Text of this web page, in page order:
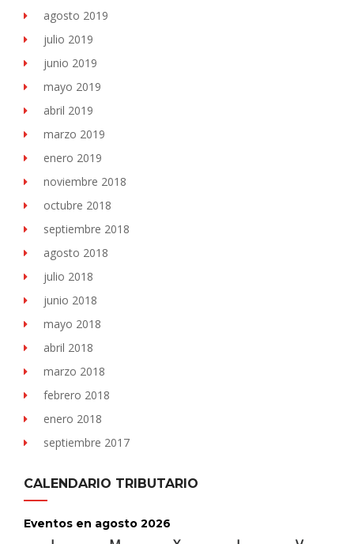
agosto 2019
julio 2019
junio 2019
mayo 2019
abril 2019
marzo 2019
enero 2019
noviembre 2018
octubre 2018
septiembre 2018
agosto 2018
julio 2018
junio 2018
mayo 2018
abril 2018
marzo 2018
febrero 2018
enero 2018
septiembre 2017
CALENDARIO TRIBUTARIO
Eventos en agosto 2026